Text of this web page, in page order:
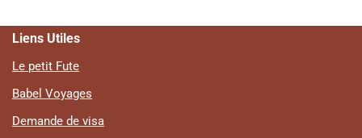
Liens Utiles
Le petit Fute
Babel Voyages
Demande de visa